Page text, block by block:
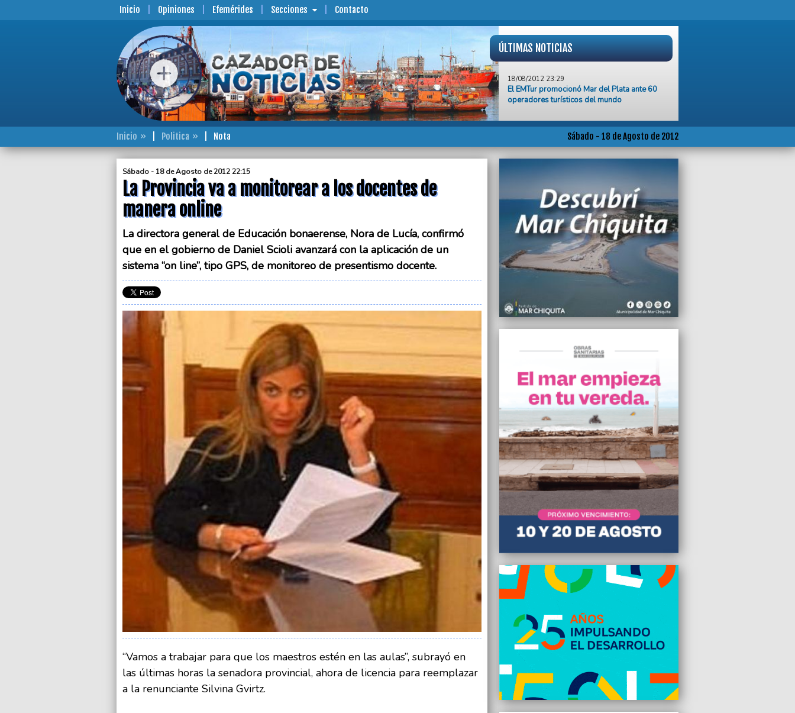
Inicio Opiniones Efemérides Secciones Contacto
ÚLTIMAS NOTICIAS
El EMTur promocionó Mar del Plata ante 60
operadores turísticos del mundo
manera online
18/08/2012 19:40
“Los funcionarios no deben ser impuestos
sino elegidos por su capacidad”
18/08/2012 18:59
Argentina repudió la amenaza británica a
Ecuador
18/08/2012 12:33
Mercantiles festejarán el Día del Niño en el
Complejo Auditórium
SIDA
18/08/2012 06:30
Abrirán un nuevo espacio temático religioso
Código de Publicidad: hoteles y restaurantes
piden prorrogar su aplicación hasta después
de Semana Santa
17/08/2012 22:31
Pulti recordó la figura de Don José de San
Martín
17/08/2012 20:14
“Existe un problema de representatividad con
los funcionarios y legisladores elegidos a
dedo”
Sábado - 18 de Agosto de 2012
Inicio Politica Nota
Sábado - 18 de Agosto de 2012 22:15
La Provincia va a monitorear a los docentes de
manera online
La directora general de Educación bonaerense, Nora de Lucía, confirmó
que en el gobierno de Daniel Scioli avanzará con la aplicación de un
sistema “on line”, tipo GPS, de monitoreo de presentismo docente.
“Vamos a trabajar para que los maestros estén en las aulas”, subrayó en
las últimas horas la senadora provincial, ahora de licencia para reemplazar
a la renunciante Silvina Gvirtz.